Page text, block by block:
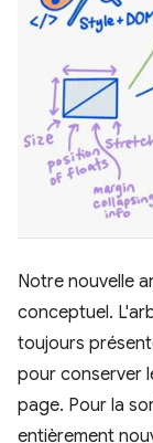
Notre nouvelle
conceptuel.
toujours
pour conserver
page. Pour la
entièrement